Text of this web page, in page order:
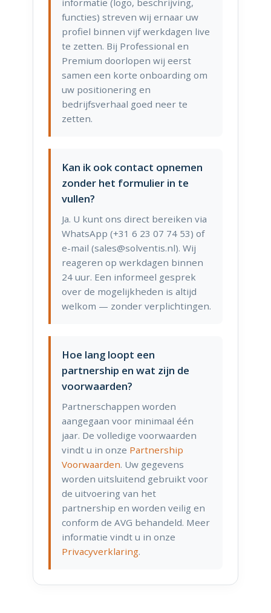
informatie (logo, beschrijving,
functies) streven wij ernaar uw
profiel binnen vijf werkdagen live
te zetten. Bij Professional en
Premium doorlopen wij eerst
samen een korte onboarding om
uw positionering en
bedrijfsverhaal goed neer te
zetten.
Kan ik ook contact opnemen
zonder het formulier in te
vullen?
Ja. U kunt ons direct bereiken via
WhatsApp (+31 6 23 07 74 53) of
e-mail (sales@solventis.nl). Wij
reageren op werkdagen binnen
24 uur. Een informeel gesprek
over de mogelijkheden is altijd
welkom — zonder verplichtingen.
Hoe lang loopt een
partnership en wat zijn de
voorwaarden?
Partnerschappen worden
aangegaan voor minimaal één
jaar. De volledige voorwaarden
vindt u in onze Partnership
Voorwaarden. Uw gegevens
worden uitsluitend gebruikt voor
de uitvoering van het
partnership en worden veilig en
conform de AVG behandeld. Meer
informatie vindt u in onze
Privacyverklaring.